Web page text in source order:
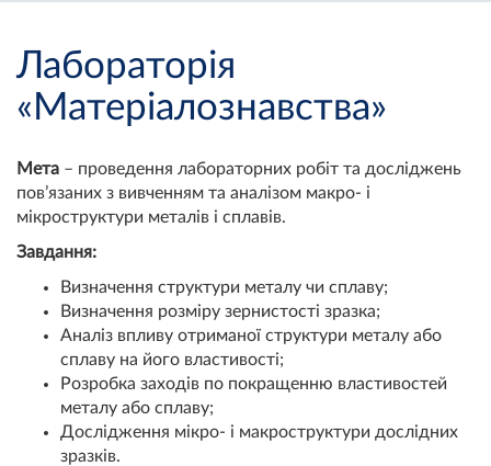
Лабораторія
«Матеріалознавства»
Мета – проведення лабораторних робіт та досліджень
пов’язаних з вивченням та аналізом макро- і
мікроструктури металів і сплавів.
Завдання:
Визначення структури металу чи сплаву;
Визначення розміру зернистості зразка;
Аналіз впливу отриманої структури металу або
сплаву на його властивості;
Розробка заходів по покращенню властивостей
металу або сплаву;
Дослідження мікро- і макроструктури дослідних
зразків.